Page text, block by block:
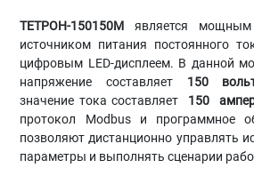
ТЕТРОН-150150М является мощным
источником питания постоянного
цифровым LED-дисплеем. В данной
напряжение составляет 150
значение тока составляет
150
протокол Modbus и программное
позволяют дистанционно управлять
параметры и выполнять сценарии